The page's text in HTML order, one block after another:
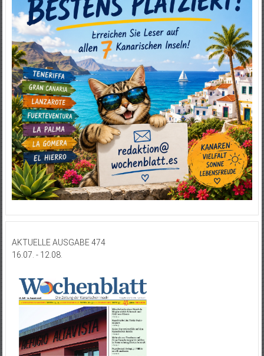
AKTUELLE AUSGABE 474
16.07. - 12.08.